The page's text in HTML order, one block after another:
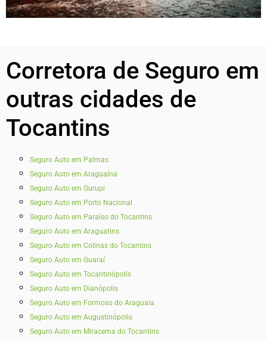
Corretora de Seguro em
outras cidades de
Tocantins
Seguro Auto em Palmas
Seguro Auto em Araguaína
Seguro Auto em Gurupi
Seguro Auto em Porto Nacional
Seguro Auto em Paraíso do Tocantins
Seguro Auto em Araguatins
Seguro Auto em Colinas do Tocantins
Seguro Auto em Guaraí
Seguro Auto em Tocantinópolis
Seguro Auto em Dianópolis
Seguro Auto em Formoso do Araguaia
Seguro Auto em Augustinópolis
Seguro Auto em Miracema do Tocantins